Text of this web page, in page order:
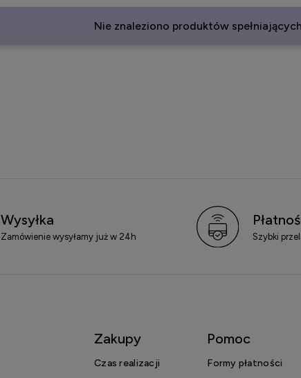
Nie znaleziono produktów
Wysyłka
Zamówienie wysyłamy już w 24h Szybki
Zakupy
Czas realizacji
Pomoc
Formy płatności